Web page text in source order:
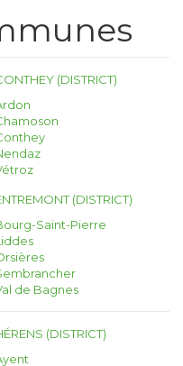
(DISTRICT)
(DISTRICT)
Saint-Pierre
de Bagnes
(DISTRICT)